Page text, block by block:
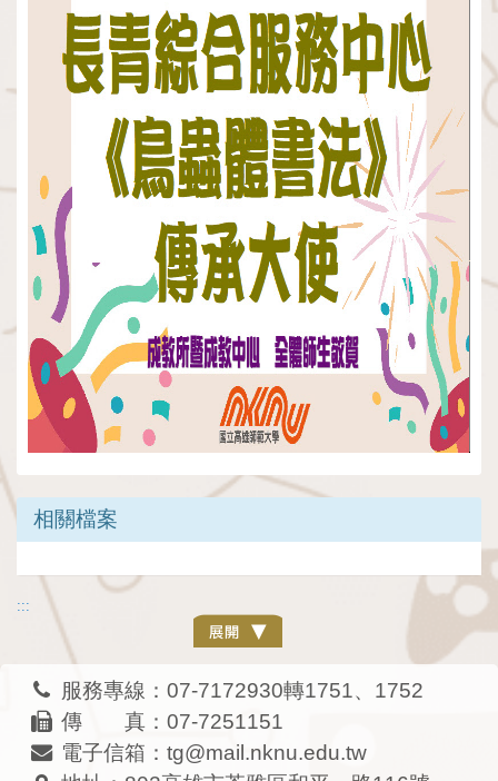
相關檔案
:::
服務專線：07-7172930轉1751、1752
傳 真：07-7251151
電子信箱：tg@mail.nknu.edu.tw